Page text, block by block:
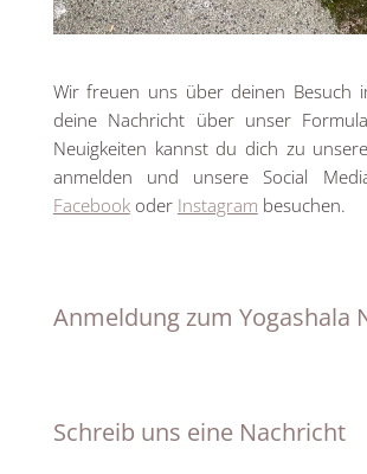
Wir freuen uns über deinen Besuch
deine Nachricht über unser
Neuigkeiten kannst du dich zu
anmelden und unsere Social
Facebookoder Instagram besuchen.
Anmeldung zum Yogashala
Schreib uns eine Nachricht